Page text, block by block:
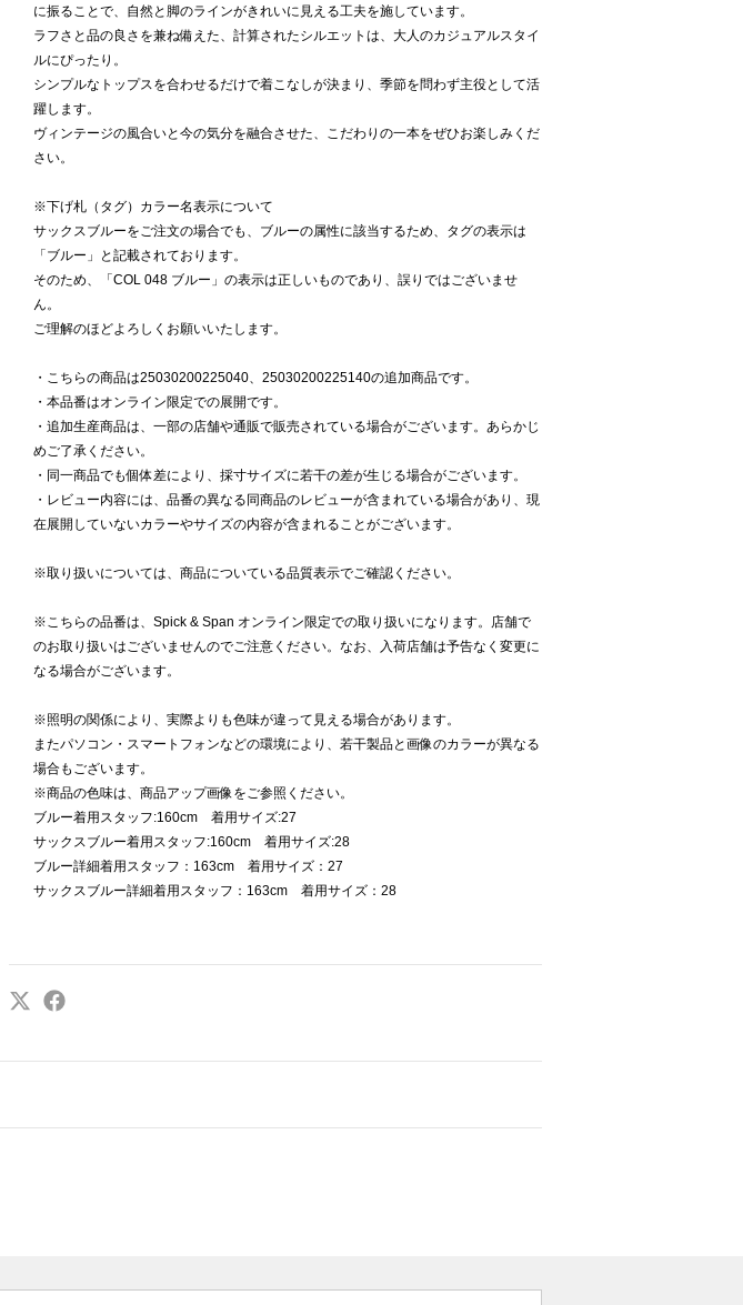
に振ることで、自然と脚のラインがきれいに見える工夫を施しています。
ラフさと品の良さを兼ね備えた、計算されたシルエットは、大人のカジュアルスタイ
ルにぴったり。
シンプルなトップスを合わせるだけで着こなしが決まり、季節を問わず主役として活
躍します。
ヴィンテージの風合いと今の気分を融合させた、こだわりの一本をぜひお楽しみくだ
さい。
※下げ札（タグ）カラー名表示について
サックスブルーをご注文の場合でも、ブルーの属性に該当するため、タグの表示は
「ブルー」と記載されております。
そのため、「COL 048 ブルー」の表示は正しいものであり、誤りではございませ
ん。
ご理解のほどよろしくお願いいたします。
・こちらの商品は25030200225040、25030200225140の追加商品です。
・本品番はオンライン限定での展開です。
・追加生産商品は、一部の店舗や通販で販売されている場合がございます。あらかじ
めご了承ください。
・同一商品でも個体差により、採寸サイズに若干の差が生じる場合がございます。
・レビュー内容には、品番の異なる同商品のレビューが含まれている場合があり、現
在展開していないカラーやサイズの内容が含まれることがございます。
※取り扱いについては、商品についている品質表示でご確認ください。
※こちらの品番は、Spick & Span オンライン限定での取り扱いになります。店舗で
のお取り扱いはございませんのでご注意ください。なお、入荷店舗は予告なく変更に
なる場合がございます。
※照明の関係により、実際よりも色味が違って見える場合があります。
またパソコン・スマートフォンなどの環境により、若干製品と画像のカラーが異なる
場合もございます。
※商品の色味は、商品アップ画像をご参照ください。
ブルー着用スタッフ:160cm 着用サイズ:27
サックスブルー着用スタッフ:160cm 着用サイズ:28
ブルー詳細着用スタッフ：163cm 着用サイズ：27
サックスブルー詳細着用スタッフ：163cm 着用サイズ：28